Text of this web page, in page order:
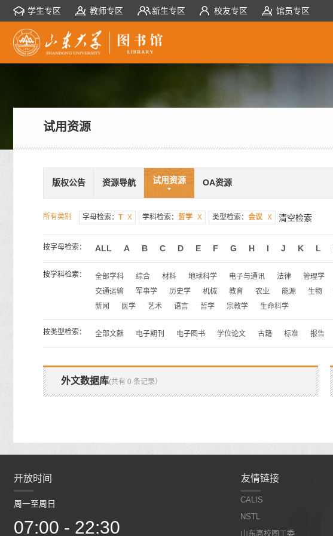
学生专区 教师专区 新生专区 校友专区 馆员专区
试用资源
版权公告 资源导航 试用资源 OA资源
所有类别 字母检索： T X 学科检索： 哲学 X 类型检索： 会议 X 清空检索
按字母检索： ALL A B C D E F G H I J K L
按学科检索： 全部学科 综合 材料 地球科学 电子与通讯 法律 管理学
交通运输
军事学 历史学 机械 教育 农业 能源 生物
新闻
医学 艺术 语言 哲学 宗教学 生命科学
按类型检索： 全部文献 电子期刊 电子图书 学位论文 古籍 标准 报告
外文数据库(共有 0 条记录）
开放时间
周一至周日
07:00 - 22:30 07:00 - 22:30
友情链接
CALIS
NSTL
山东高校图工委